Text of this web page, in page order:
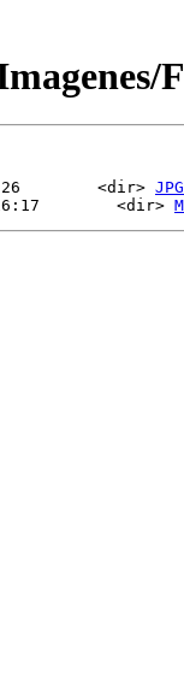
<dir> JPG
16:17        <dir>